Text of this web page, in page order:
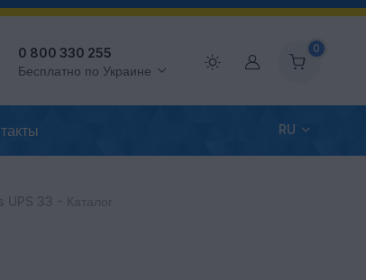
0 800 330 255
Бесплатно по Украине
Аккаунт
0
RU
33 - Каталог